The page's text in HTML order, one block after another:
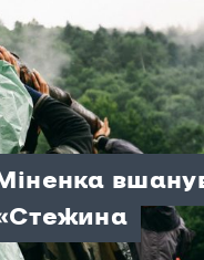
та
та
відпочинок і